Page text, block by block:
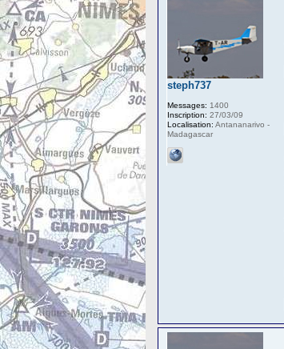
steph737
Messages: 1400
Inscription: 27/03/09
Localisation: Antananarivo -
Madagascar